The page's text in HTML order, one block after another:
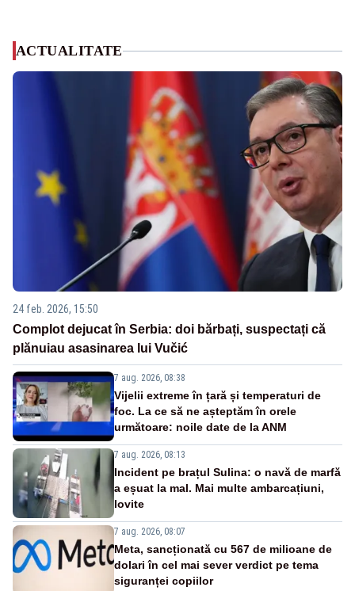
ACTUALITATE
24 feb. 2026, 15:50
Complot dejucat în Serbia: doi bărbați, suspectați că
plănuiau asasinarea lui Vučić
7 aug. 2026, 08:38
Vijelii extreme în țară și temperaturi de
foc. La ce să ne așteptăm în orele
următoare: noile date de la ANM
7 aug. 2026, 08:13
Incident pe brațul Sulina: o navă de marfă
a eșuat la mal. Mai multe ambarcațiuni,
lovite
7 aug. 2026, 08:07
Meta, sancționată cu 567 de milioane de
dolari în cel mai sever verdict pe tema
siguranței copiilor